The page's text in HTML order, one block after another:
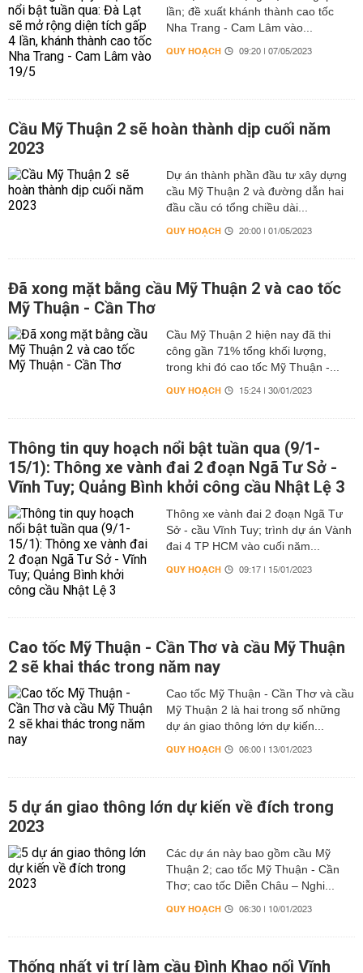
lần; đề xuất khánh thành cao tốc
Nha Trang - Cam Lâm vào...
QUY HOẠCH 09:20 | 07/05/2023
Cầu Mỹ Thuận 2 sẽ hoàn thành dịp cuối năm
2023
Dự án thành phần đầu tư xây dựng
cầu Mỹ Thuận 2 và đường dẫn hai
đầu cầu có tổng chiều dài...
QUY HOẠCH 20:00 | 01/05/2023
Đã xong mặt bằng cầu Mỹ Thuận 2 và cao tốc
Mỹ Thuận - Cần Thơ
Cầu Mỹ Thuận 2 hiện nay đã thi
công gần 71% tổng khối lượng,
trong khi đó cao tốc Mỹ Thuận -...
QUY HOẠCH 15:24 | 30/01/2023
Thông tin quy hoạch nổi bật tuần qua (9/1-
15/1): Thông xe vành đai 2 đoạn Ngã Tư Sở -
Vĩnh Tuy; Quảng Bình khởi công cầu Nhật Lệ 3
Thông xe vành đai 2 đoạn Ngã Tư
Sở - cầu Vĩnh Tuy; trình dự án Vành
đai 4 TP HCM vào cuối năm...
QUY HOẠCH 09:17 | 15/01/2023
Cao tốc Mỹ Thuận - Cần Thơ và cầu Mỹ Thuận
2 sẽ khai thác trong năm nay
Cao tốc Mỹ Thuận - Cần Thơ và cầu
Mỹ Thuận 2 là hai trong số những
dự án giao thông lớn dự kiến...
QUY HOẠCH 06:00 | 13/01/2023
5 dự án giao thông lớn dự kiến về đích trong
2023
Các dự án này bao gồm cầu Mỹ
Thuận 2; cao tốc Mỹ Thuận - Cần
Thơ; cao tốc Diễn Châu – Nghi...
QUY HOẠCH 06:30 | 10/01/2023
Thống nhất vị trí làm cầu Đình Khao nối Vĩnh